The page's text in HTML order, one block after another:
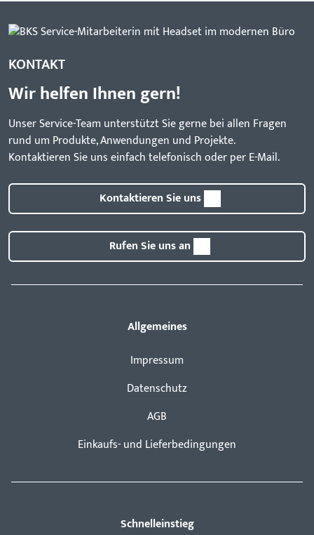
KONTAKT
Wir helfen Ihnen gern!
Unser Service-Team unterstützt Sie gerne bei allen Fragen
rund um Produkte, Anwendungen und Projekte.
Kontaktieren Sie uns einfach telefonisch oder per E-Mail.
Kontaktieren Sie uns
Rufen Sie uns an
Allgemeines
Impressum
Datenschutz
AGB
Einkaufs- und Lieferbedingungen
Schnelleinstieg